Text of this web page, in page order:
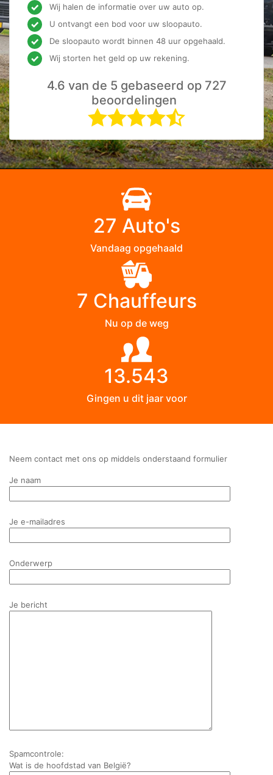
Wij halen de informatie over uw auto op.
U ontvangt een bod voor uw sloopauto.
De sloopauto wordt binnen 48 uur opgehaald.
Wij storten het geld op uw rekening.
4.6 van de 5 gebaseerd op 727
beoordelingen
27 Auto's
Vandaag opgehaald
7 Chauffeurs
Nu op de weg
13.543
Gingen u dit jaar voor
Neem contact met ons op middels onderstaand formulier
Je naam
Je e-mailadres
Onderwerp
Je bericht
Spamcontrole:
Wat is de hoofdstad van België?